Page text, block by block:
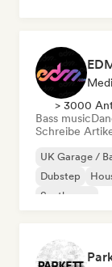
> 3000
Bass music
Schreibe
UK Garage /
Dubstep
Synthwave